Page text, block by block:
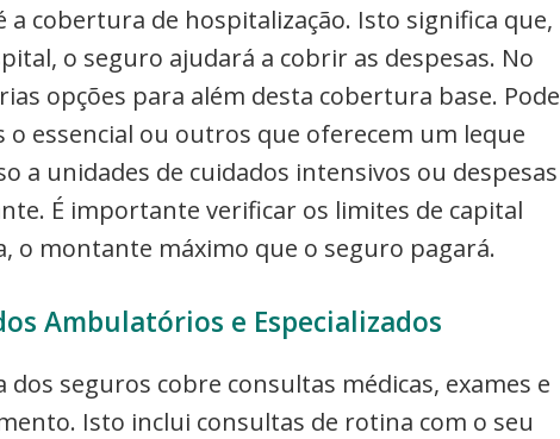
a cobertura de hospitalização. Isto significa que,
o seguro ajudará a cobrir as despesas. No
opções para além desta cobertura base. Pode
essencial ou outros que oferecem um leque
a unidades de cuidados intensivos ou despesas
É importante verificar os limites de capital
o montante máximo que o seguro pagará.
Ambulatórios e Especializados
seguros cobre consultas médicas, exames e
Isto inclui consultas de rotina com o seu